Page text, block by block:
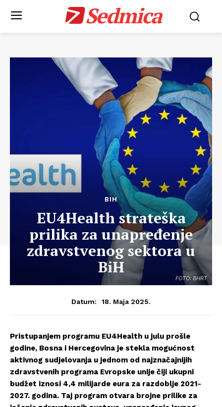
Sedmica
FOTO: BHRT
BIH
EU4Health strateška
prilika za unapređenje
zdravstvenog sektora u
BiH
Datum: 18. Maja 2025.
Pristupanjem programu EU4Health u julu prošle
godine, Bosna i Hercegovina je stekla mogućnost
aktivnog sudjelovanja u jednom od najznačajnijih
zdravstvenih programa Evropske unije čiji ukupni
budžet iznosi 4,4 milijarde eura za razdoblje 2021-
2027. godina. Taj program otvara brojne prilike za